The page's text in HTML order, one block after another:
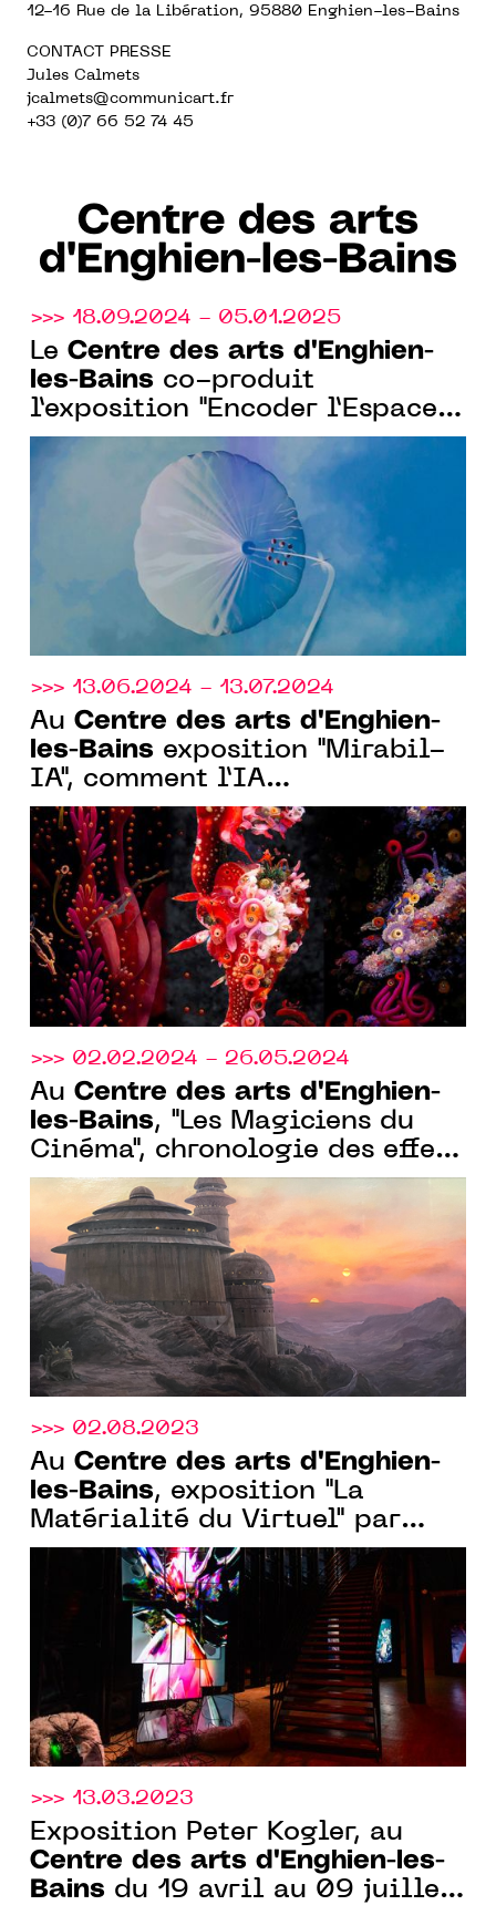
12-16 Rue de la Libération, 95880 Enghien-les-Bains
CONTACT PRESSE
Jules Calmets
jcalmets@communicart.fr
+33 (0)7 66 52 74 45
Centre des arts
d'Enghien-les-Bains
>>> 18.09.2024 - 05.01.2025
Le Centre des arts d'Enghien-
les-Bains co-produit
l’exposition "Encoder l’Espace"
avec l’Observatoire de l’Espace
>>> 13.06.2024 - 13.07.2024
Au Centre des arts d'Enghien-
les-Bains exposition "Mirabil-
IA", comment l’IA
métamorphose la création
>>> 02.02.2024 - 26.05.2024
Au Centre des arts d'Enghien-
les-Bains, "Les Magiciens du
Cinéma", chronologie des effets
spéciaux, du 02 février au 26
mai 2024
>>> 02.08.2023
Au Centre des arts d'Enghien-
les-Bains, exposition "La
Matérialité du Virtuel" par
Baron-Lanteigne, du 20
septembre au 23 décembre
>>> 13.03.2023
Exposition Peter Kogler, au
Centre des arts d'Enghien-les-
Bains du 19 avril au 09 juillet